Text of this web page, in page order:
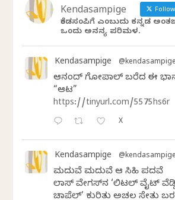
Kendasampige Follow
ಕೆಂಡಸಂಪಿಗೆ ಎಂಬುದು ಕನ್ನಡ
ಒಂದು ಅನನ್ಯ ಪರಿಮಳ.
Kendasampige @kendasampige
ಆನಂದ್‌ ಗೋಪಾಲ್‌ ಬರೆದ ಈ
“ಆಟ”
https://tinyurl.com/5575hs6r
X
Kendasampige @kendasampige
ಮದುವೆ ಮದುವೆ ಆ ಸಿಹಿ ಪದವೆ
ಲಾಸ್‌ ವೇಗಸ್‌ನ ‘ಲಿಟಲ್ ವೈಟ್
ಚಾಪೆಲ್’ ಕುರಿತು ಅಚಲ ಸೇತು